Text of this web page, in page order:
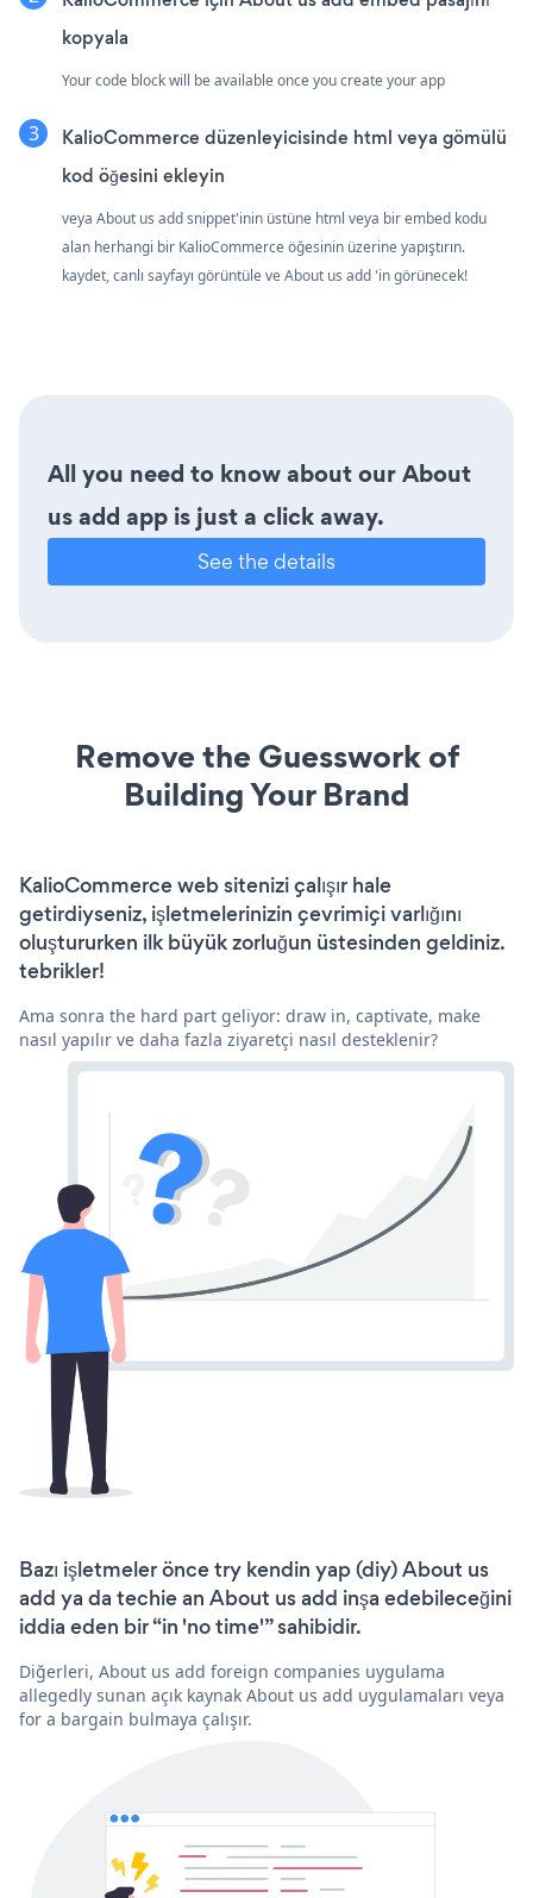
kopyala
Your code block will be available once you create your app
KalioCommerce düzenleyicisinde html veya gömülü
kod öğesini ekleyin
veya About us add snippet'inin üstüne html veya bir embed kodu
alan herhangi bir KalioCommerce öğesinin üzerine yapıştırın.
kaydet, canlı sayfayı görüntüle ve About us add 'in görünecek!
All you need to know about our About
us add app is just a click away.
See the details
Remove the Guesswork of
Building Your Brand
KalioCommerce web sitenizi çalışır hale
getirdiyseniz, işletmelerinizin çevrimiçi varlığını
oluştururken ilk büyük zorluğun üstesinden geldiniz.
tebrikler!
Ama sonra the hard part geliyor: draw in, captivate, make
nasıl yapılır ve daha fazla ziyaretçi nasıl desteklenir?
Bazı işletmeler önce try kendin yap (diy) About us
add ya da techie an About us add inşa edebileceğini
iddia eden bir “in 'no time'” sahibidir.
Diğerleri, About us add foreign companies uygulama
allegedly sunan açık kaynak About us add uygulamaları veya
for a bargain bulmaya çalışır.